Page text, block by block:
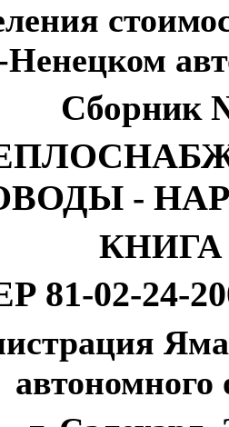
Сборник
-
81-02-24-
автономного